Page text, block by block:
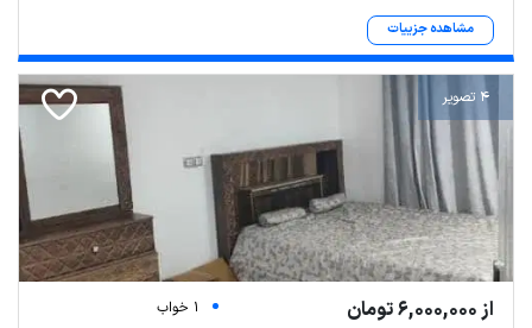
مشاهده جزییات
4 تصویر
از 6,000,000 تومان
1 خواب